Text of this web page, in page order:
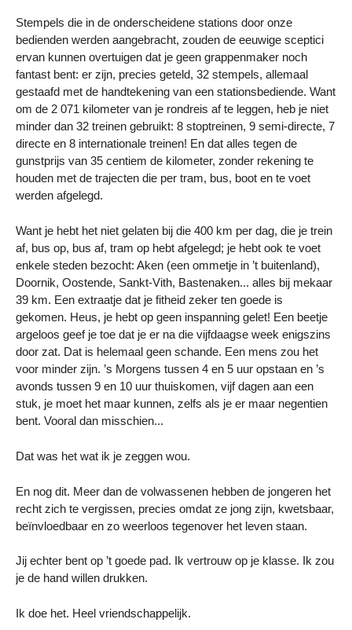
Stempels die in de onderscheidene stations door onze
bedienden werden aangebracht, zouden de eeuwige sceptici
ervan kunnen overtuigen dat je geen grappenmaker noch
fantast bent: er zijn, precies geteld, 32 stempels, allemaal
gestaafd met de handtekening van een stationsbediende. Want
om de 2 071 kilometer van je rondreis af te leggen, heb je niet
minder dan 32 treinen gebruikt: 8 stoptreinen, 9 semi-directe, 7
directe en 8 internationale treinen! En dat alles tegen de
gunstprijs van 35 centiem de kilometer, zonder rekening te
houden met de trajecten die per tram, bus, boot en te voet
werden afgelegd.
Want je hebt het niet gelaten bij die 400 km per dag, die je trein
af, bus op, bus af, tram op hebt afgelegd; je hebt ook te voet
enkele steden bezocht: Aken (een ommetje in ’t buitenland),
Doornik, Oostende, Sankt-Vith, Bastenaken... alles bij mekaar
39 km. Een extraatje dat je fitheid zeker ten goede is
gekomen. Heus, je hebt op geen inspanning gelet! Een beetje
argeloos geef je toe dat je er na die vijfdaagse week enigszins
door zat. Dat is helemaal geen schande. Een mens zou het
voor minder zijn. ’s Morgens tussen 4 en 5 uur opstaan en ’s
avonds tussen 9 en 10 uur thuiskomen, vijf dagen aan een
stuk, je moet het maar kunnen, zelfs als je er maar negentien
bent. Vooral dan misschien...
Dat was het wat ik je zeggen wou.
En nog dit. Meer dan de volwassenen hebben de jongeren het
recht zich te vergissen, precies omdat ze jong zijn, kwetsbaar,
beïnvloedbaar en zo weerloos tegenover het leven staan.
Jij echter bent op ’t goede pad. Ik vertrouw op je klasse. Ik zou
je de hand willen drukken.
Ik doe het. Heel vriendschappelijk.